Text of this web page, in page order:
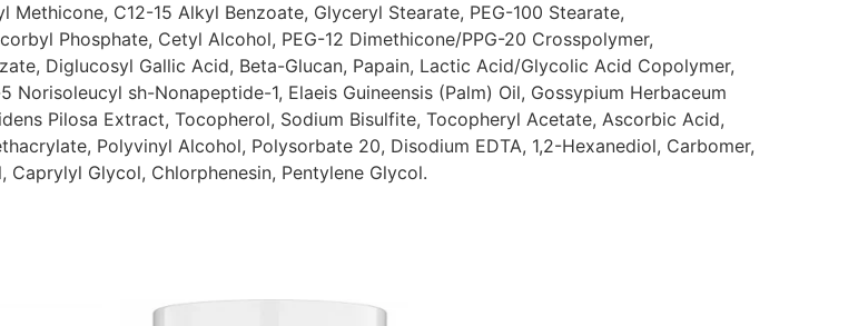
C12-15 Alkyl Benzoate, Glyceryl Stearate, PEG-100 Stearate,
Phosphate, Cetyl Alcohol, PEG-12 Dimethicone/PPG-20 Crosspolymer,
Diglucosyl Gallic Acid, Beta-Glucan, Papain, Lactic Acid/Glycolic Acid Copolymer,
sh-Nonapeptide-1, Elaeis Guineensis (Palm) Oil, Gossypium Herbaceum
Pilosa Extract, Tocopherol, Sodium Bisulfite, Tocopheryl Acetate, Ascorbic Acid,
Polyvinyl Alcohol, Polysorbate 20, Disodium EDTA, 1,2-Hexanediol, Carbomer,
Glycol, Chlorphenesin, Pentylene Glycol.